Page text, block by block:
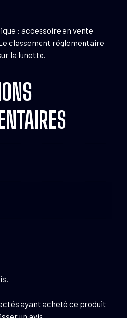
: accessoire en vente
classement réglementaire
la lunette.
ayant acheté ce produit
un avis.